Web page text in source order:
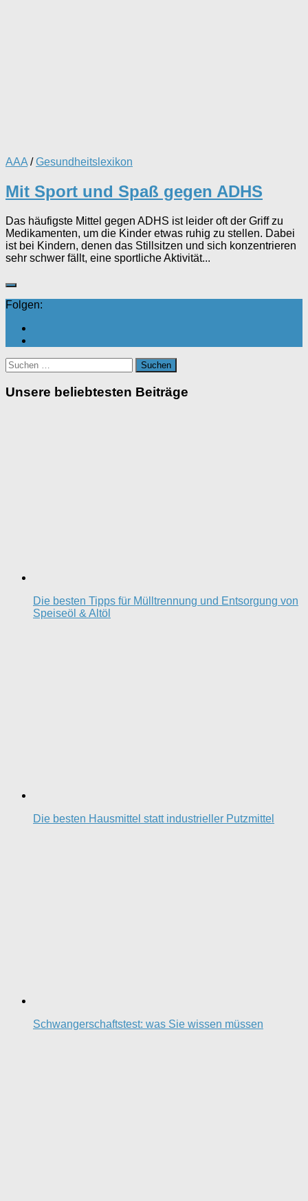
AAA /Gesundheitslexikon
Mit Sport und Spaß gegen ADHS
Das häufigste Mittel gegen ADHS ist leider oft der Griff zu
Medikamenten, um die Kinder etwas ruhig zu stellen. Dabei
ist bei Kindern, denen das Stillsitzen und sich konzentrieren
sehr schwer fällt, eine sportliche Aktivität...
Folgen:
Suchen
nach:
Unsere beliebtesten Beiträge
Die besten Tipps für Mülltrennung und Entsorgung von
Speiseöl & Altöl
Die besten Hausmittel statt industrieller Putzmittel
Schwangerschaftstest: was Sie wissen müssen